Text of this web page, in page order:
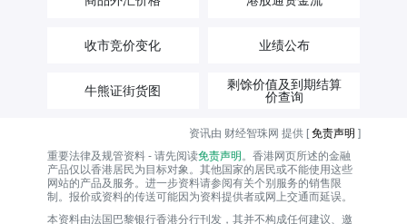
收市竞价变化 业绩公布
牛熊证街货图
剩馀价值及到期结算
价查询
资讯由 财经智珠网 提供 [免责声明 ]
重要法律及规管资料 - 请先阅读免责声明 。香港网页所述的金融
产品仅以香港居民为目标对象。其他国家的居民或不能使用这些
网站的产品及服务。进一步资料请参阅有关个别服务的销售限
制。报价或资料的传送可能因为资料提供者或网上交通而延误。
本资料由法国巴黎银行香港分行刊发，其并不构成任何建议、邀